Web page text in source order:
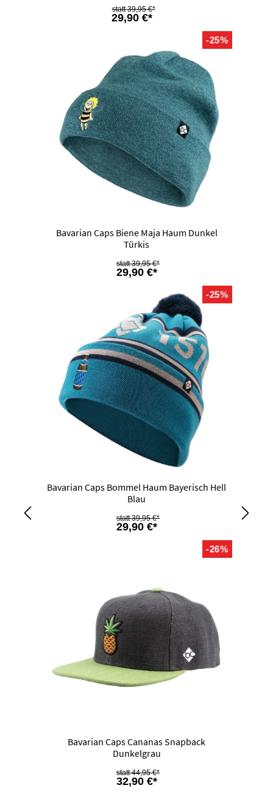
29,90 €*
39,95 €*
-25%
Bavarian Caps Biene Maja Haum Dunkel
Türkis
29,90 €*
39,95 €*
-25%
Bavarian Caps Bommel Haum Bayerisch Hell
Blau
29,90 €*
39,95 €*
-26%
Bavarian Caps Cananas Snapback
Dunkelgrau
32,90 €*
44,95 €*